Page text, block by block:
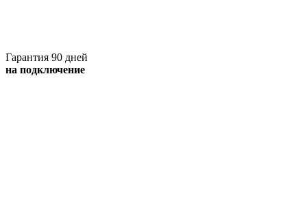
Гарантия 90 дней
на подключение